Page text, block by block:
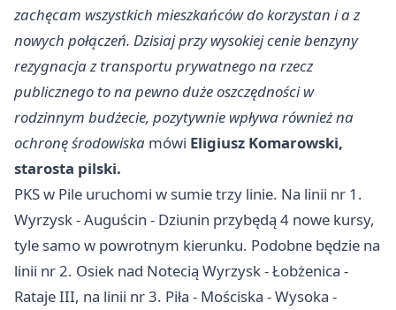
zachęcam wszystkich mieszkańców do korzystan ia z
nowych połączeń. Dzisiaj przy wysokiej cenie benzyny
rezygnacja z transportu prywatnego na rzecz
publicznego to na pewno duże oszczędności w
rodzinnym budżecie, pozytywnie wpływa również na
ochronę środowiska mówi Eligiusz Komarowski,
starosta pilski.
PKS w Pile uruchomi w sumie trzy linie. Na linii nr 1.
Wyrzysk - Auguścin - Dziunin przybędą 4 nowe kursy,
tyle samo w powrotnym kierunku. Podobne będzie na
linii nr 2. Osiek nad Notecią Wyrzysk - Łobżenica -
Rataje III, na linii nr 3. Piła - Mościska - Wysoka -